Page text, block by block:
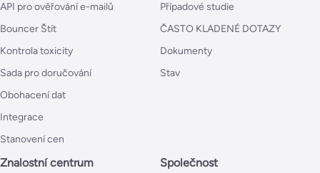
API pro ověřování e-mailů
Bouncer Štít
Kontrola toxicity
Sada pro doručování
Obohacení dat
Integrace
Stanovení cen
Případové studie
ČASTO KLADENÉ DOTAZY
Dokumenty
Stav
Znalostní centrum Společnost